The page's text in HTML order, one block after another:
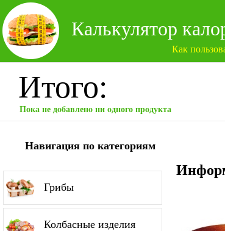
Калькулятор
Как
Итого:
Пока не добавлено ни одного продукта
Навигация по категориям
Грибы
Колбасные изделия